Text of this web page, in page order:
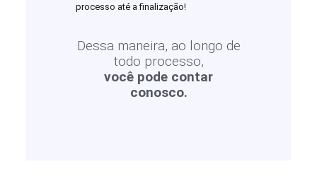
processo até a finalização!
Dessa maneira, ao longo de
todo processo,
você pode contar
conosco.